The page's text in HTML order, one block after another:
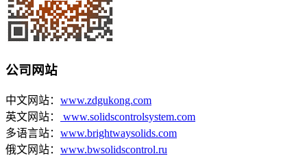
公司网站
中文网站： www.zdgukong.com
英文网站：
www.solidscontrolsystem.com
多语言站： www.brightwaysolids.com
俄文网站： www.bwsolidscontrol.ru